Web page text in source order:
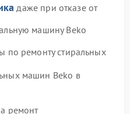
даже при отказе от
машину Beko
по ремонту стиральных
машин Beko в
ремонт